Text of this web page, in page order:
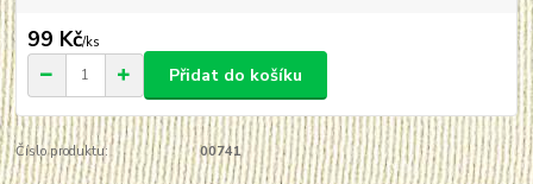
99 Kč/ks
Přidat do košíku
Číslo produktu: 00741